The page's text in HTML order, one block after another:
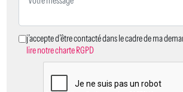
j’accepte d’être contacté dans le cadre de ma
lire notre charte RGPD